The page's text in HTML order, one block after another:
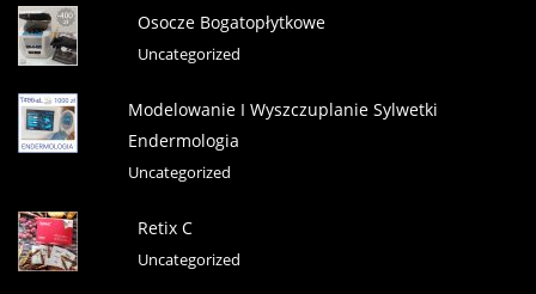
Osocze Bogatopłytkowe
Uncategorized
Modelowanie I Wyszczuplanie Sylwetki
Endermologia
Uncategorized
Retix C
Uncategorized